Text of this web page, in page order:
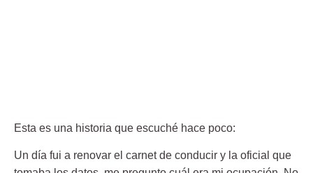
Esta es una historia que escuché hace poco:
Un día fui a renovar el carnet de conducir y la oficial que